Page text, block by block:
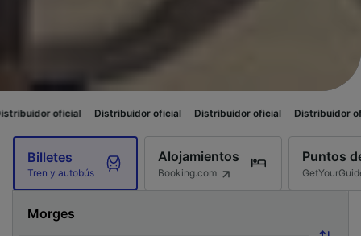
Distribuidor oficial Distribuidor oficial Distribuidor oficial
Billetes
Tren y autobús
Alojamientos
Booking.com
Puntos